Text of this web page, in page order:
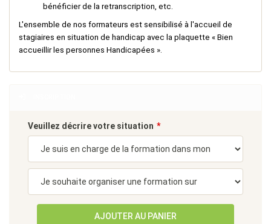
bénéficier de la retranscription, etc.
L'ensemble de nos formateurs est sensibilisé à l'accueil de
stagiaires en situation de handicap avec la plaquette « Bien
accueillir les personnes Handicapées ».
Veuillez décrire votre situation
AJOUTER AU PANIER